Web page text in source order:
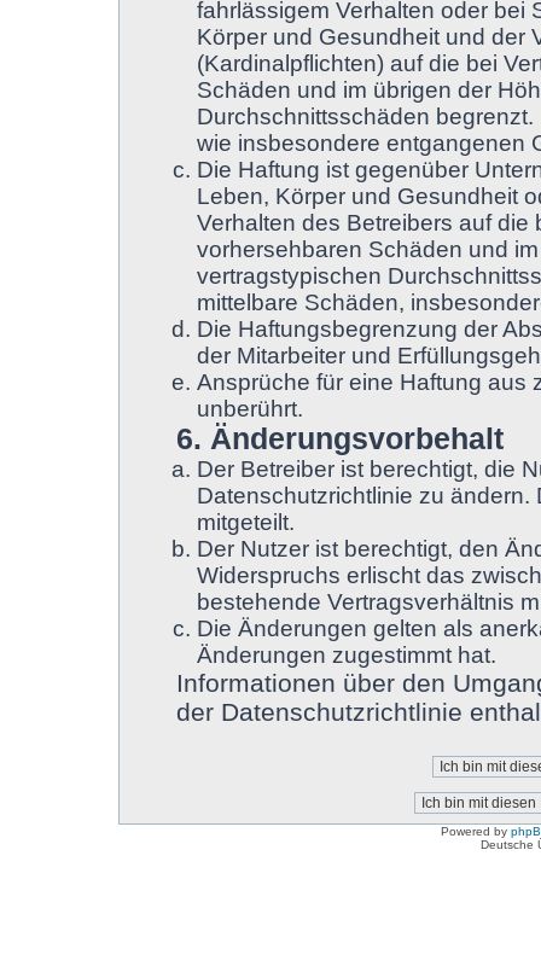
fahrlässigem Verhalten oder bei
Körper und Gesundheit und der
(Kardinalpflichten) auf die bei
Schäden und im übrigen der
Durchschnittsschäden
wie insbesondere entgangenen
Die Haftung ist gegenüber
Leben, Körper und Gesundheit
Verhalten des Betreibers auf
vorhersehbaren Schäden und
vertragstypischen
mittelbare Schäden,
Die Haftungsbegrenzung der
der Mitarbeiter und
Ansprüche für eine Haftung aus
unberührt.
6. Änderungsvorbehalt
Der Betreiber ist berechtigt, die
Datenschutzrichtlinie zu ändern.
mitgeteilt.
Der Nutzer ist berechtigt, den
Widerspruchs erlischt das
bestehende Vertragsverhältnis
Die Änderungen gelten als
Änderungen zugestimmt hat.
Informationen über den
der Datenschutzrichtlinie
Powered by
Deutsche